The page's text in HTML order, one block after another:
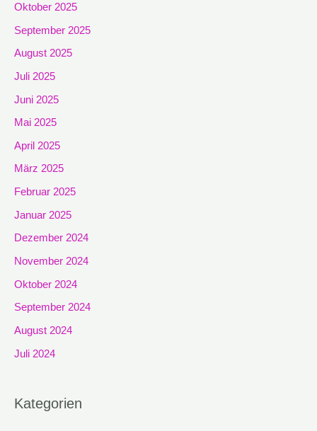
Oktober 2025
September 2025
August 2025
Juli 2025
Juni 2025
Mai 2025
April 2025
März 2025
Februar 2025
Januar 2025
Dezember 2024
November 2024
Oktober 2024
September 2024
August 2024
Juli 2024
Kategorien